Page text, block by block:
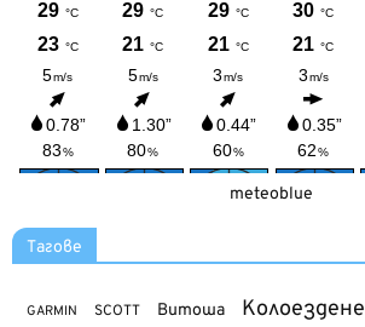
meteoblue
Тагове
GARMIN SCOTT Витоша Колоездене